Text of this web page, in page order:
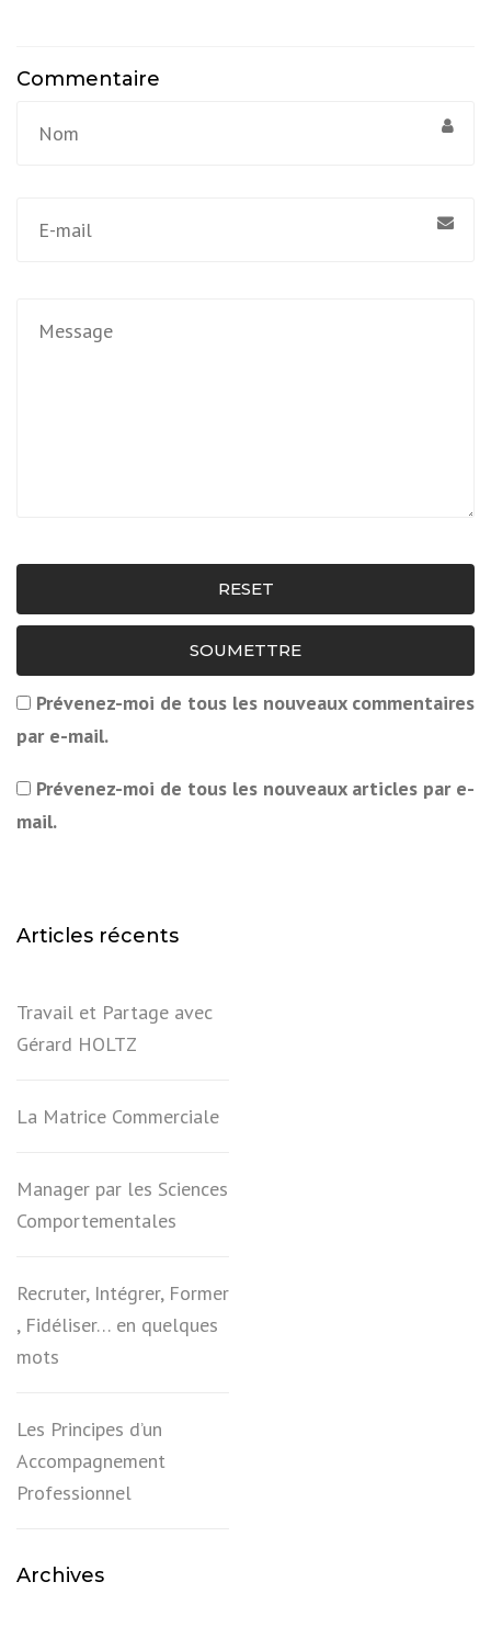
Commentaire
RESET
SOUMETTRE
Prévenez-moi de tous les nouveaux commentaires
par e-mail.
Prévenez-moi de tous les nouveaux articles par e-
mail.
Articles récents
Travail et Partage avec
Gérard HOLTZ
La Matrice Commerciale
Manager par les Sciences
Comportementales
Recruter, Intégrer, Former
, Fidéliser… en quelques
mots
Les Principes d’un
Accompagnement
Professionnel
Archives